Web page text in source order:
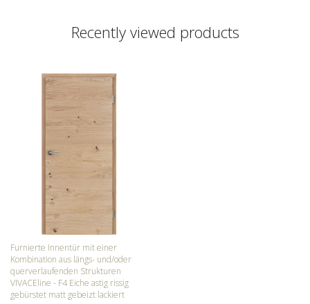
Recently viewed products
Furnierte Innentür mit einer
Kombination aus längs- und/oder
querverlaufenden Strukturen
VIVACEline - F4 Eiche astig rissig
gebürstet matt gebeizt lackiert